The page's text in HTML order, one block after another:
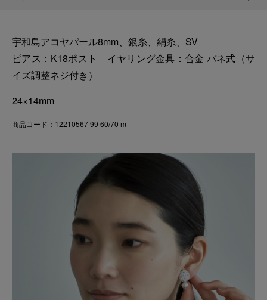
宇和島アコヤパール8mm、銀糸、絹糸、SV
ピアス：K18ポスト イヤリング金具：合金 バネ式（サ
イズ調整ネジ付き）
24×14mm
商品コード：12210567 99 60/70 m